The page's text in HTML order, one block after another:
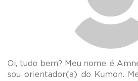
Oi, tudo bem? Meu nome é
sou orientador(a) do Kumon.